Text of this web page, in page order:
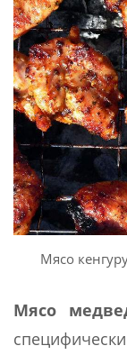
Мясо
Мясо